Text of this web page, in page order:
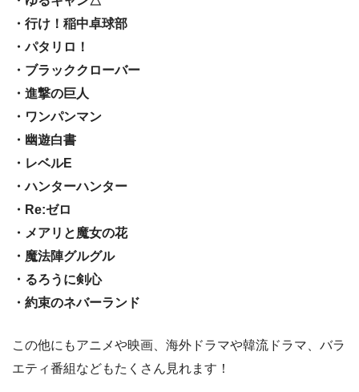
・行け！稲中卓球部
・パタリロ！
・ブラッククローバー
・進撃の巨人
・ワンパンマン
・幽遊白書
・レベルE
・ハンターハンター
・Re:ゼロ
・メアリと魔女の花
・魔法陣グルグル
・るろうに剣心
・約束のネバーランド
この他にもアニメや映画、海外ドラマや韓流ドラマ、バラ
エティ番組などもたくさん見れます！